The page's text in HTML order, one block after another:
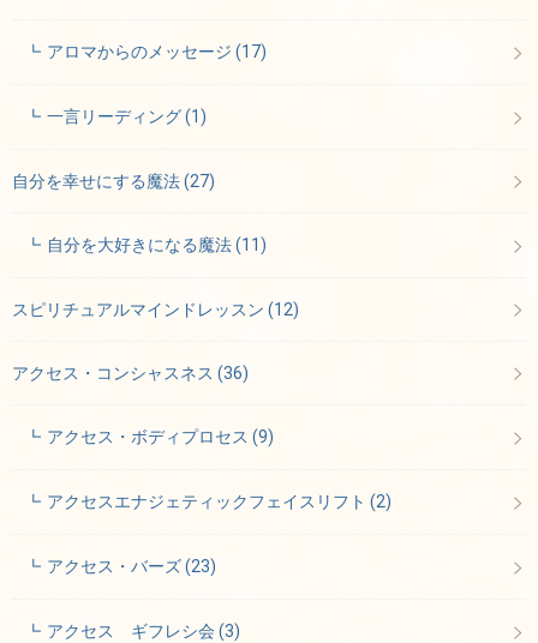
アロマからのメッセージ(17)
一言リーディング(1)
自分を幸せにする魔法(27)
自分を大好きになる魔法(11)
スピリチュアルマインドレッスン (12)
アクセス・コンシャスネス (36)
アクセス・ボディプロセス(9)
アクセスエナジェティックフェイスリフト(2)
アクセス・バーズ(23)
アクセス ギフレシ会(3)